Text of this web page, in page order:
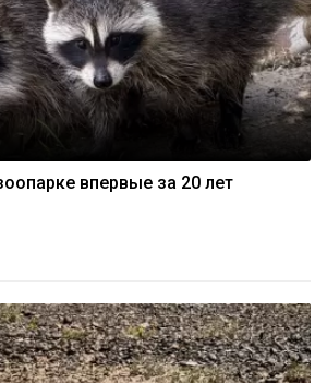
впервые за 20 лет